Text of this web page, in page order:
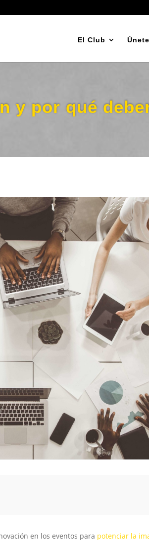
El Club
y por qué
en los eventos para potenciar la